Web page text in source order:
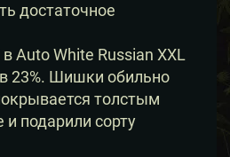
достаточное
Auto White Russian XXL
23%. Шишки обильно
толстым
подарили сорту